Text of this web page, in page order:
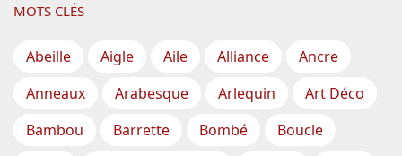
MOTS CLÉS
Abeille Aigle Aile Alliance
Ancre
Anneaux
Arabesque Arlequin
Art Déco
Bambou
Barrette Bombé
Boucle